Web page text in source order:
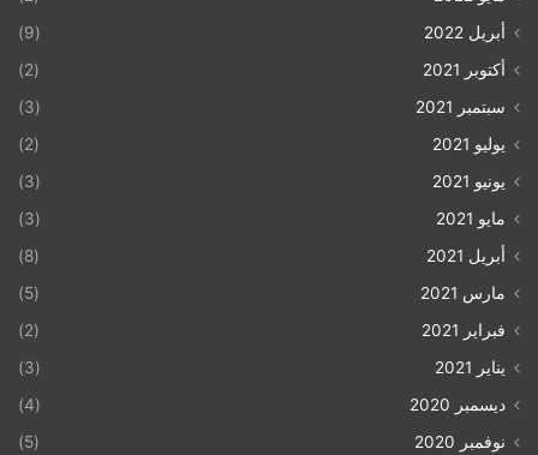
أبريل 2022
(9)
أكتوبر 2021
(2)
سبتمبر 2021
(3)
يوليو 2021
(2)
يونيو 2021
(3)
مايو 2021
(3)
أبريل 2021
(8)
مارس 2021
(5)
فبراير 2021
(2)
يناير 2021
(3)
ديسمبر 2020
(4)
نوفمبر 2020
(5)